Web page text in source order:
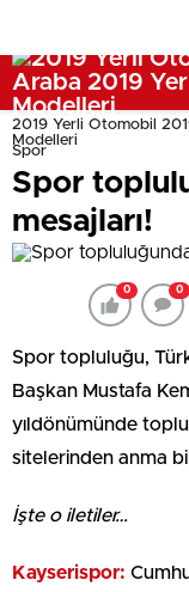
2019 Yerli Otomobil
Modelleri
Spor
Spor
mesajları!
0 0
Spor topluluğu,
Başkan Mustafa
yıldönümünde
sitelerinden anma
İşte o iletiler…
Kayserispor: